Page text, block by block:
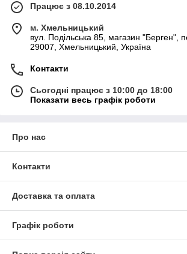
Працює з 08.10.2014
м. Хмельницький
вул. Подільська 85, магазин "Берген",
29007, Хмельницький, Україна
Контакти
Сьогодні працює з 10:00 до 18:00
Показати весь графік роботи
Про нас
Контакти
Доставка та оплата
Графік роботи